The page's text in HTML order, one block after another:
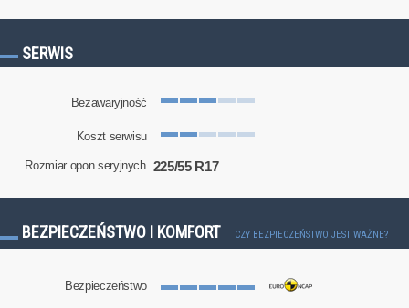
SERWIS
Bezawaryjność
Koszt serwisu
Rozmiar opon seryjnych 225/55 R17
BEZPIECZEŃSTWO I KOMFORT CZY BEZPIECZEŃSTWO JEST WAŻNE?
Bezpieczeństwo